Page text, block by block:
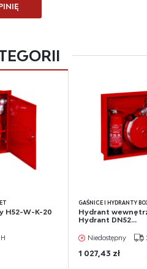
H52-W-K-20
GAŚNICE I HYDRANTY
Hydrant
Hydrant DN52...
Niedostępny
1 027,43 zł
usług. Firmy te działają w charakterze
ofert, komunikatów mediów